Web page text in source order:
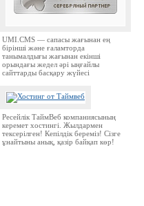
UMI.CMS — сапасы жағынан ең
бірінші және ғаламторда
танымалдығы жағынан екінші
орындағы жедел әрі ыңғайлы
сайттарды басқару жүйесі
Ресейлік ТаймВеб компаниясының
керемет хостингі. Жылдармен
тексерілген! Кепілдік береміз! Сізге
ұнайтыны анық, қазір байқап көр!